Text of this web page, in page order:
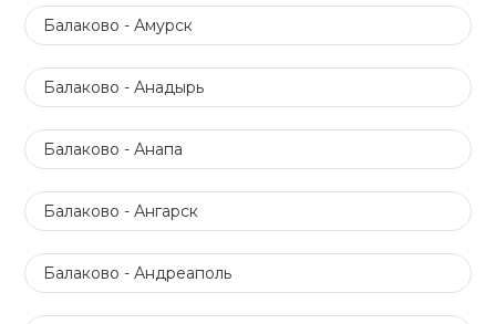
Балаково - Амурск
Балаково - Анадырь
Балаково - Анапа
Балаково - Ангарск
Балаково - Андреаполь